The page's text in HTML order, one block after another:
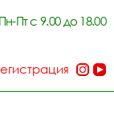
Пн-Пт с 9.00 до 18.00